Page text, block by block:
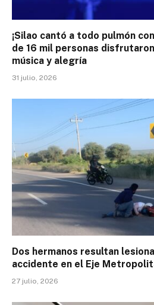
¡Silao cantó a todo pulmón
de 16 mil personas
música y alegría
31 julio, 2026
Dos hermanos resultan
accidente en el Eje
27 julio, 2026